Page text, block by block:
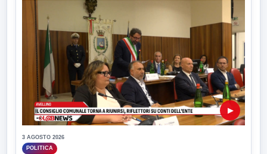
▶
3 AGOSTO 2026
POLITICA